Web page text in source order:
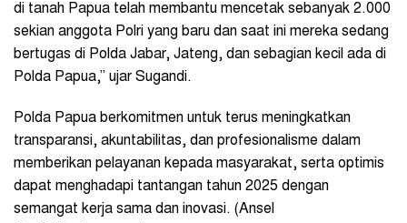
di tanah Papua telah membantu mencetak sebanyak 2.000
sekian anggota Polri yang baru dan saat ini mereka sedang
bertugas di Polda Jabar, Jateng, dan sebagian kecil ada di
Polda Papua,” ujar Sugandi.
Polda Papua berkomitmen untuk terus meningkatkan
transparansi, akuntabilitas, dan profesionalisme dalam
memberikan pelayanan kepada masyarakat, serta optimis
dapat menghadapi tantangan tahun 2025 dengan
semangat kerja sama dan inovasi. (Ansel